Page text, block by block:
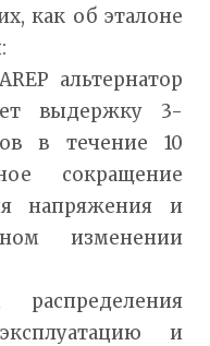
как об эталоне
альтернатор
выдержку 3-
в течение 10
сокращение
напряжения и
изменении
и